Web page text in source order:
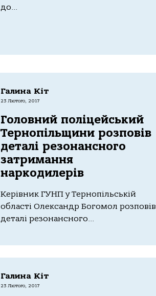
до...
Галина Кіт
23 Лютого, 2017
Головний поліцейський
Тернопільщини розповів
деталі резонансного
затримання
наркодилерів
Керівник ГУНП у Тернопільській
області Олександр Богомол розповів
деталі резонансного...
Галина Кіт
23 Лютого, 2017